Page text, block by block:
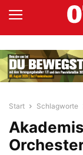
Start Schlagworte